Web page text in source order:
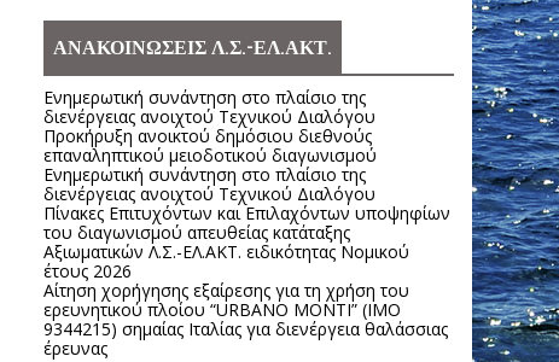
ΑΝΑΚΟΙΝΩΣΕΙΣ Λ.Σ.-ΕΛ.ΑΚΤ.
Ενημερωτική συνάντηση στο πλαίσιο της
διενέργειας ανοιχτού Τεχνικού Διαλόγου
Προκήρυξη ανοικτού δημόσιου διεθνούς
επαναληπτικού μειοδοτικού διαγωνισμού
Ενημερωτική συνάντηση στο πλαίσιο της
διενέργειας ανοιχτού Τεχνικού Διαλόγου
Πίνακες Επιτυχόντων και Επιλαχόντων υποψηφίων
του διαγωνισμού απευθείας κατάταξης
Αξιωματικών Λ.Σ.-ΕΛ.ΑΚΤ. ειδικότητας Νομικού
έτους 2026
Αίτηση χορήγησης εξαίρεσης για τη χρήση του
ερευνητικού πλοίου “URBANO MONTI” (IMO
9344215) σημαίας Ιταλίας για διενέργεια θαλάσσιας
έρευνας